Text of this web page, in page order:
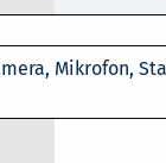
Mikrofon,